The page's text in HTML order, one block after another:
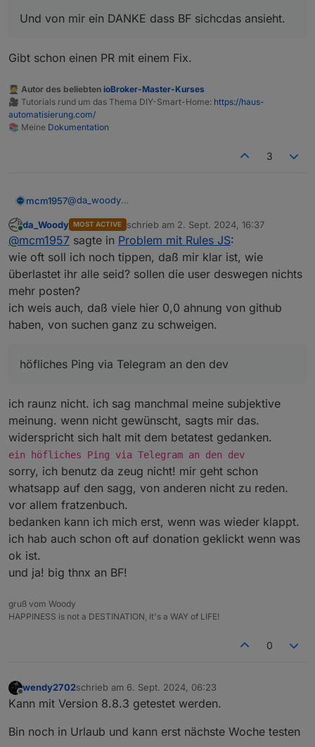
ausschliessen.Aber ich verstehe voll wenn Bluefox
Bedarfsfall bitte ein höfliches Ping via Telegram an
Und von mir ein DANKE dass BF sichcdas ansieht.
Gibt schon einen PR mit einem Fix.
🧑‍🎓 Autor des beliebten ioBroker-Master-Kurses
🎥 Tutorials rund um das Thema DIY-Smart-Home: https://haus-
automatisierung.com/
📚 Meine Dokumentation
3
mcm1957@da_woody
Bluefox bekommt soviele Github Mails dass er diese
nicht lesen kann. Ich hab zeitweise auch bis zu 1000
Mails v Github an einem Tag. Noch schaff ich es mit
Regeln die unwichtigen zu löschen.Dass dabei was
verloren geht kann ich aber nicht
ausschliessen.Aber ich verstehe voll wenn Bluefox
Mails v Github prinzipiell deaktiviert. Und bei java-
script ist er uch nicht Hauptmaintainer ...
Lange Rede kurzer Sinn
Bevor hier lange geraunzt wird sendet doch im
Bedarfsfall bitte ein höfliches Ping via Telegram an
den dev.
Und von mir ein DANKE dass BF sichcdas ansieht.
Online
da_Woody MOST ACTIVE schrieb am 2. Sept. 2024, 16:37
zuletzt editiert von
@mcm1957 sagte in Problem mit Rules JS:
wie oft soll ich noch tippen, daß mir klar ist, wie
überlastet ihr alle seid? sollen die user deswegen nichts
mehr posten?
ich weis auch, daß viele hier 0,0 ahnung von github
haben, von suchen ganz zu schweigen.
höfliches Ping via Telegram an den dev
ich raunz nicht. ich sag manchmal meine subjektive
meinung. wenn nicht gewünscht, sagts mir das.
widerspricht sich halt mit dem betatest gedanken.
ein höfliches Ping via Telegram an den dev
sorry, ich benutz da zeug nicht! mir geht schon
whatsapp auf den sagg, von anderen nicht zu reden.
vor allem fratzenbuch.
bedanken kann ich mich erst, wenn was wieder klappt.
ich hab auch schon oft auf donation geklickt wenn was
ok ist.
und ja! big thnx an BF!
gruß vom Woody
HAPPINESS is not a DESTINATION, it's a WAY of LIFE!
0
wendy2702schrieb am 6. Sept. 2024, 06:23
zuletzt editiert von
Kann mit Version 8.8.3 getestet werden.
Bin noch in Urlaub und kann erst nächste Woche testen